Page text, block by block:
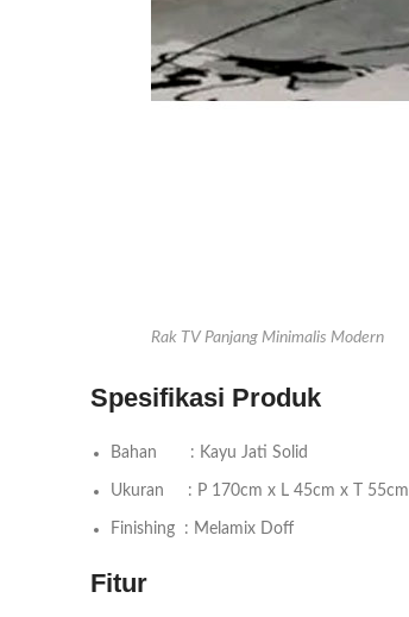
Rak TV Panjang Minimalis Modern
Spesifikasi Produk
Bahan : Kayu Jati Solid
Ukuran : P 170cm x L 45cm x T 55cm
Finishing : Melamix Doff
Fitur